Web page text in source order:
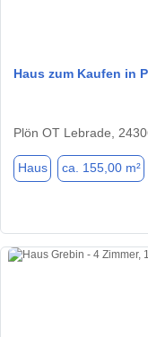
Haus zum Kaufen in
Plön OT Lebrade,
Haus ca. 155,00 m²